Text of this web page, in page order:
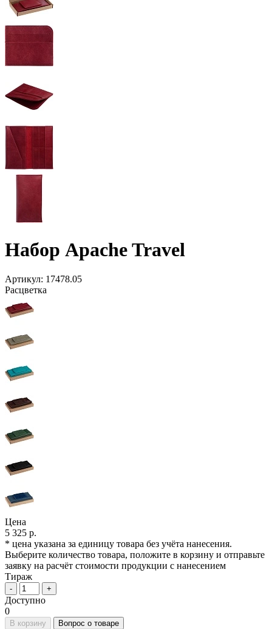
Набор Apache Travel
Артикул: 17478.05
Расцветка
Цена
5 325 р.
* цена указана за единицу товара без учёта нанесения.
Выберите количество товара, положите в корзину и отправьте
заявку на расчёт стоимости продукции с нанесением
Тираж
- +
Доступно
0
В корзину Вопрос о товаре